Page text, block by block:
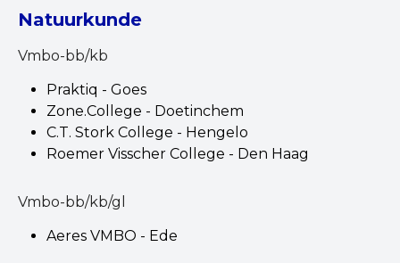
Natuurkunde
Vmbo-bb/kb
Praktiq - Goes
Zone.College - Doetinchem
C.T. Stork College - Hengelo
Roemer Visscher College - Den Haag
Vmbo-bb/kb/gl
Aeres VMBO - Ede